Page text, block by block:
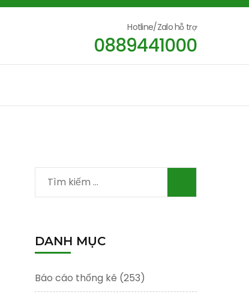
Hotline/Zalo hỗ trợ
0889441000
Tìm
kiếm
DANH MỤC
Báo cáo thống kê (253)